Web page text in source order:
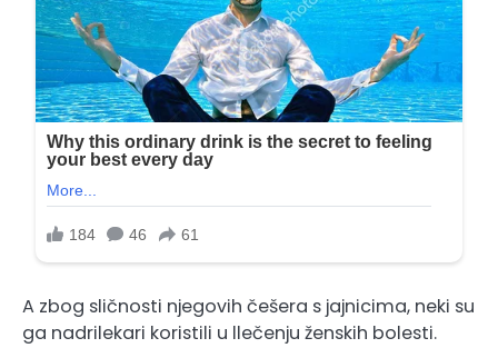
A zbog sličnosti njegovih češera s jajnicima, neki su
ga nadrilekari koristili u llečenju ženskih bolesti.